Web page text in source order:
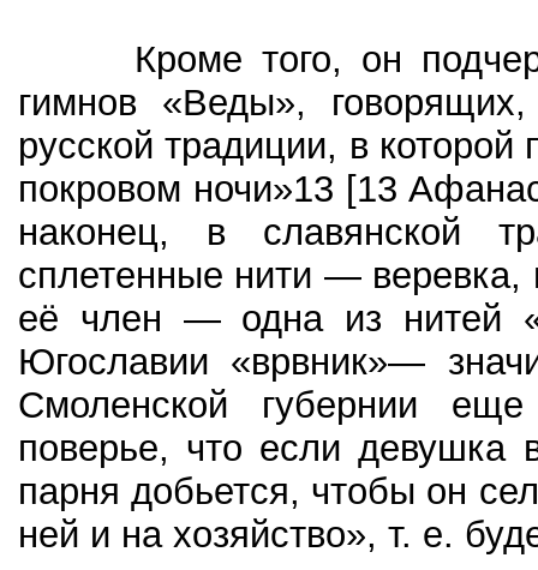
Кроме того, он
гимнов «Веды»,
русской традиции, в
покровом ночи»13 [13
наконец, в славянской
сплетенные нити —
её член — одна из нитей
Югославии «врвник»—
Смоленской губернии
поверье, что если девушка
парня добьется, чтобы он
ней и на хозяйство», т. е.